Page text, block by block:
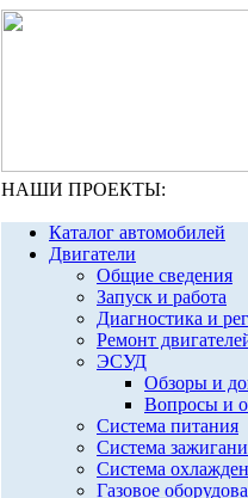
НАШИ ПРОЕКТЫ:
Каталог автомобилей
Двигатели
Общие сведения
Запуск и работа
Диагностика и
Ремонт
ЭСУД
Обзоры и
Вопросы и
Система питания
Система
Система
Газовое